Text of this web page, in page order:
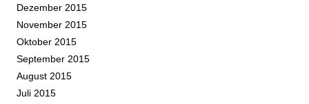
Dezember 2015
November 2015
Oktober 2015
September 2015
August 2015
Juli 2015